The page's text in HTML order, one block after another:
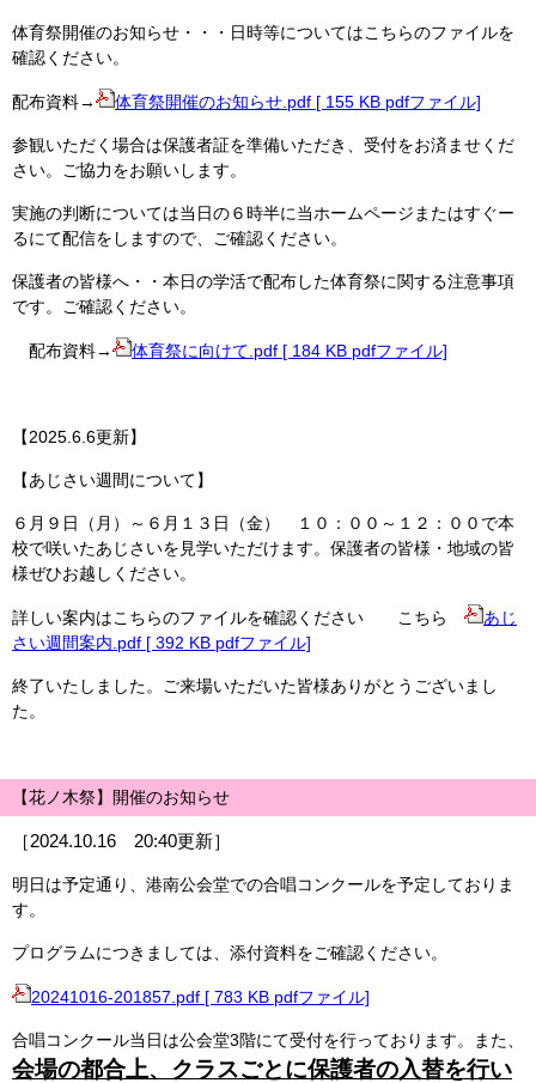
体育祭開催のお知らせ・・・日時等についてはこちらのファイルを
確認ください。
配布資料→ 体育祭開催のお知らせ.pdf [ 155 KB pdfファイル]
参観いただく場合は保護者証を準備いただき、受付をお済ませくだ
さい。ご協力をお願いします。
実施の判断については当日の６時半に当ホームページまたはすぐー
るにて配信をしますので、ご確認ください。
保護者の皆様へ・・本日の学活で配布した体育祭に関する注意事項
です。ご確認ください。
配布資料→ 体育祭に向けて.pdf [ 184 KB pdfファイル]
【2025.6.6更新】
【あじさい週間について】
６月９日（月）～６月１３日（金） １０：００～１２：００で本
校で咲いたあじさいを見学いただけます。保護者の皆様・地域の皆
様ぜひお越しください。
詳しい案内はこちらのファイルを確認ください こちら
あじ
さい週間案内.pdf [ 392 KB pdfファイル]
終了いたしました。ご来場いただいた皆様ありがとうございまし
た。
【花ノ木祭】開催のお知らせ
［2024.10.16 20:40更新］
明日は予定通り、港南公会堂での合唱コンクールを予定しておりま
す。
プログラムにつきましては、添付資料をご確認ください。
20241016-201857.pdf [ 783 KB pdfファイル]
合唱コンクール当日は公会堂3階にて受付を行っております。また、
会場の都合上、クラスごとに保護者の入替を行い